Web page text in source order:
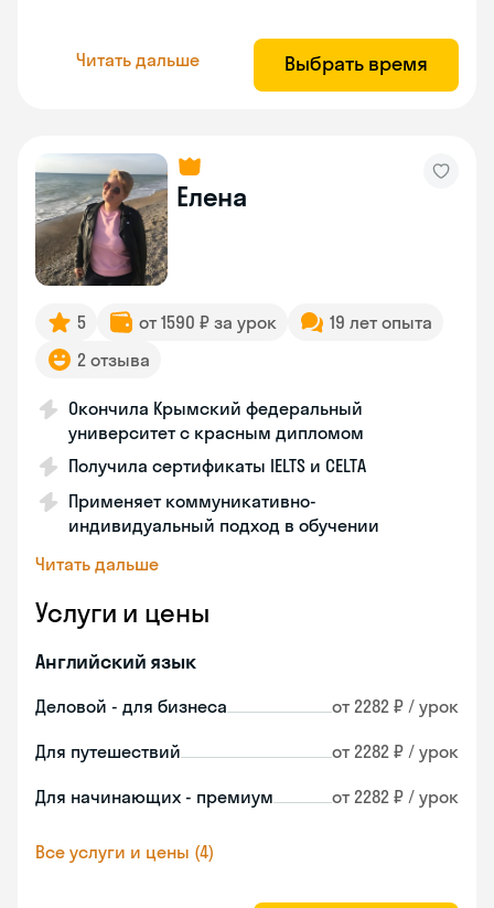
Читать дальше Выбрать время
Елена
5 от 1590 ₽ за урок
19 лет опыта
2 отзыва
Окончила Крымский федеральный
университет с красным дипломом
Получила сертификаты IELTS и CELTA
Применяет коммуникативно-
индивидуальный подход в обучении
Читать дальше
Услуги и цены
Английский язык
Деловой - для бизнеса от 2282 ₽ / урок
Для путешествий от 2282 ₽ / урок
Для начинающих - премиум от 2282 ₽ / урок
Все услуги и цены (4)